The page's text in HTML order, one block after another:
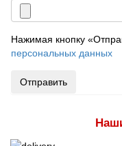
Нажимая кнопку
персональных данных
Отправить